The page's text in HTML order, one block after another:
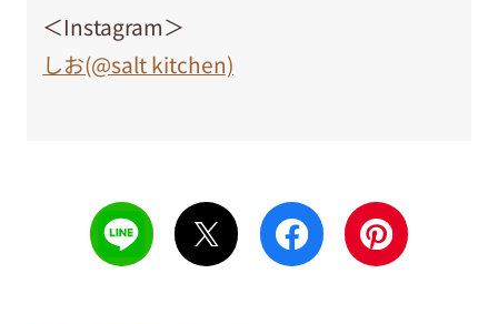
＜Instagram＞
しお(@salt kitchen)